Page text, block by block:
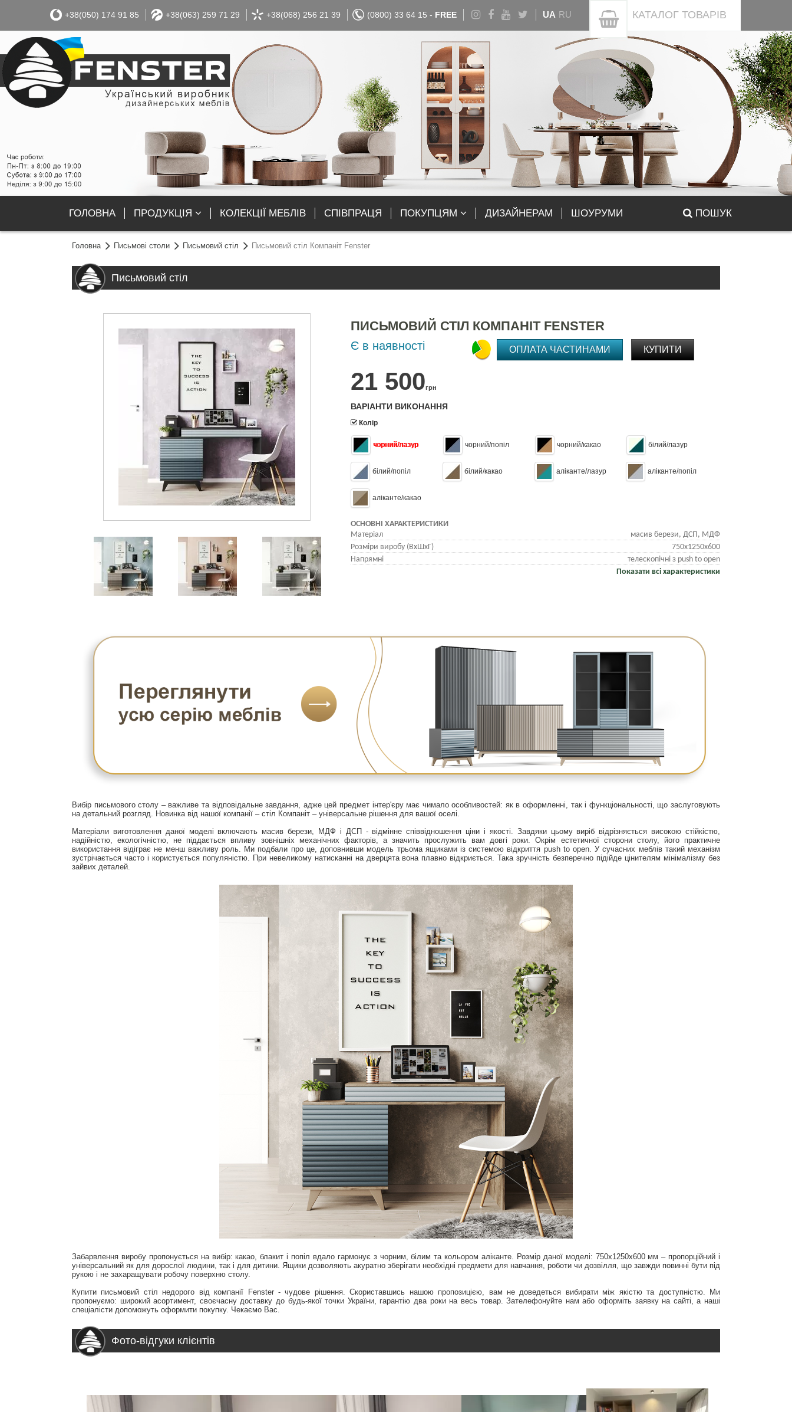
+38(050) 174 91 85 +38(063) 259 71 29 +38(068) 256 21 39 (0800) 33 64 15 - FREE UA RU КАТАЛОГ ТОВАРІВ
ГОЛОВНА ПРОДУКЦІЯ КОЛЕКЦІЇ МЕБЛІВ СПІВПРАЦЯ ПОКУПЦЯМ ДИЗАЙНЕРАМ ШОУРУМИ ПОШУК
Головна Письмові столи Письмовий стіл Письмовий стіл Компаніт Fenster
Письмовий стіл
ПИСЬМОВИЙ СТІЛ КОМПАНІТ FENSTER
Є в наявності
21 500грн
ОПЛАТА ЧАСТИНАМИ КУПИТИ
ВАРІАНТИ ВИКОНАННЯ
Колір
чорний/лазур чорний/попіл чорний/какао білий/лазур
білий/попіл білий/какао аліканте/лазур аліканте/попіл
аліканте/какао
ОСНОВНІ ХАРАКТЕРИСТИКИ
Матеріал
масив берези, ДСП, МДФ
Розміри виробу (ВхШхГ)
750х1250х600
Напрямні
телескопічні з push to open
Показати всі характеристики
Вибір письмового столу – важливе та відповідальне завдання, адже цей предмет інтер'єру має чимало особливостей: як в оформленні, так і функціональності, що заслуговують
на детальний розгляд. Новинка від нашої компанії – стіл Компаніт – універсальне рішення для вашої оселі.
Матеріали виготовлення даної моделі включають масив берези, МДФ і ДСП - відмінне співвідношення ціни і якості. Завдяки цьому виріб відрізняється високою стійкістю,
надійністю, екологічністю, не піддається впливу зовнішніх механічних факторів, а значить прослужить вам довгі роки. Окрім естетичної сторони столу, його практичне
використання відіграє не менш важливу роль. Ми подбали про це, доповнивши модель трьома ящиками із системою відкриття push to open. У сучасних меблів такий механізм
зустрічається часто і користується популяністю. При невеликому натисканні на дверцята вона плавно відкриється. Така зручність безперечно підійде цінителям мінімалізму без
зайвих деталей.
Забарвлення виробу пропонується на вибір: какао, блакит і попіл вдало гармонує з чорним, білим та кольором аліканте. Розмір даної моделі: 750х1250х600 мм – пропорційний і
універсальний як для дорослої людини, так і для дитини. Ящики дозволяють акуратно зберігати необхідні предмети для навчання, роботи чи дозвілля, що завжди повинні бути під
рукою і не захаращувати робочу поверхню столу.
Купити письмовий стіл недорого від компанії Fenster - чудове рішення. Скориставшись нашою пропозицією, вам не доведеться вибирати між якістю та доступністю. Ми
пропонуємо: широкий асортимент, своєчасну доставку до будь-якої точки України, гарантію два роки на весь товар. Зателефонуйте нам або оформіть заявку на сайті, а наші
спеціалісти допоможуть оформити покупку. Чекаємо Вас.
Фото-відгуки клієнтів